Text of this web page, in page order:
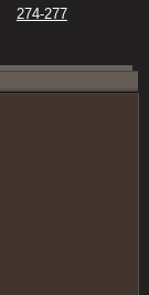
274-277